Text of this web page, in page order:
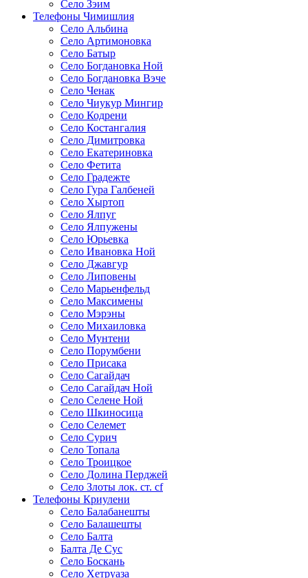
Село Зэим
Телефоны Чимишлия
Село Альбина
Село Артимоновка
Село Батыр
Село Богдановка Ной
Село Богдановка Вэче
Село Ченак
Село Чиукур Мингир
Село Кодрени
Село Костангалия
Село Димитровка
Село Екатериновка
Село Фетита
Село Градежте
Село Гура Галбеней
Село Хыртоп
Село Ялпуг
Село Ялпужены
Село Юрьевка
Село Ивановка Ной
Село Джавгур
Село Липовены
Село Марьенфельд
Село Максимены
Село Мэрэны
Село Михаиловка
Село Мунтени
Село Порумбени
Село Присака
Село Сагайдач
Село Сагайдач Ной
Село Селене Ной
Село Шкиносица
Село Селемет
Село Сурич
Село Топала
Село Троицкое
Село Долина Перджей
Село Злоты лок. ст. cf
Телефоны Криулени
Село Балабанешты
Село Балашешты
Село Балта
Балта Де Сус
Село Боскань
Село Хетруаза